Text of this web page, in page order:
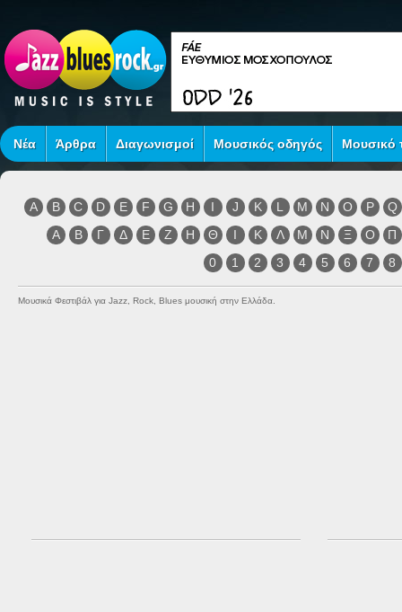
Νέα Άρθρα Διαγωνισμοί Μουσικός οδηγός Μουσικό
A B C D E F G H I J K L M N O P
Q
Α
Β Γ Δ Ε Ζ Η Θ Ι Κ Λ Μ Ν Ξ Ο
Π
0
1 2 3 4 5 6 7 8
Μουσικά Φεστιβάλ για Jazz, Rock, Blues μουσική στην Ελλάδα.